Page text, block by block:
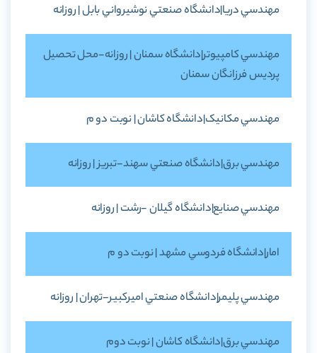
مهندسي دريا|دانشگاه صنعتي نوشيرواني بابل | روزانه
مهندسي کامپيوتر|دانشگاه سمنان | روزانه-محل تحصيل
پرديس فرزانگان سمنان
مهندسي مکانيک|دانشگاه کاشان | نوبت دو م
مهندسي برق|دانشگاه صنعتي سهند-تبريز | روزانه
مهندسي صنايع|دانشگاه گيلان -رشت | روزانه
امار|دانشگاه فردوسي مشهد | نوبت دو م
مهندسي پليمر|دانشگاه صنعتي اميرکبير-تهران | روزانه
مهندسي برق|دانشگاه کاشان | نوبت دوم